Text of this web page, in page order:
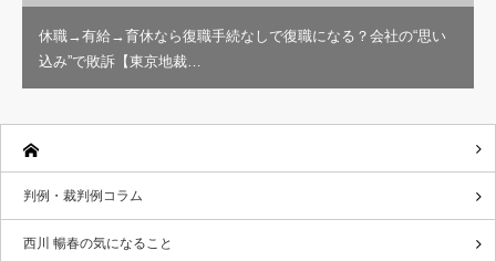
休職→有給→育休なら復職手続なしで復職になる？会社の“思い
込み”で敗訴【東京地裁…
判例・裁判例コラム
西川 暢春の気になること